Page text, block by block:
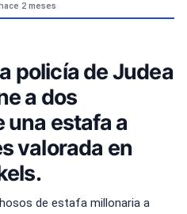
2 meses
policía de Judea
a dos
una estafa a
valorada en
de estafa millonaria a